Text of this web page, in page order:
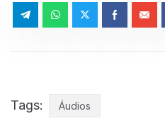
Tags: Áudios